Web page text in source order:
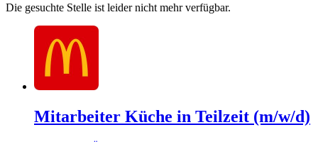
Die gesuchte Stelle ist leider nicht mehr verfügbar.
Mitarbeiter Küche in Teilzeit (m/w/d)